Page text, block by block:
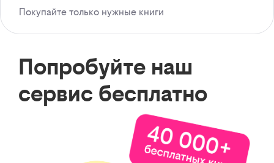
Покупайте только нужные книги
Попробуйте наш
сервис бесплатно